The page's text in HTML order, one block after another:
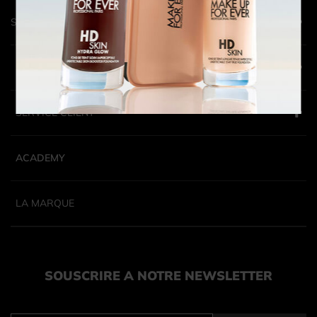
STORES
SERVICE CLIENT
SERVICE CLIENT
ACADEMY
LA MARQUE
SOUSCRIRE A NOTRE NEWSLETTER